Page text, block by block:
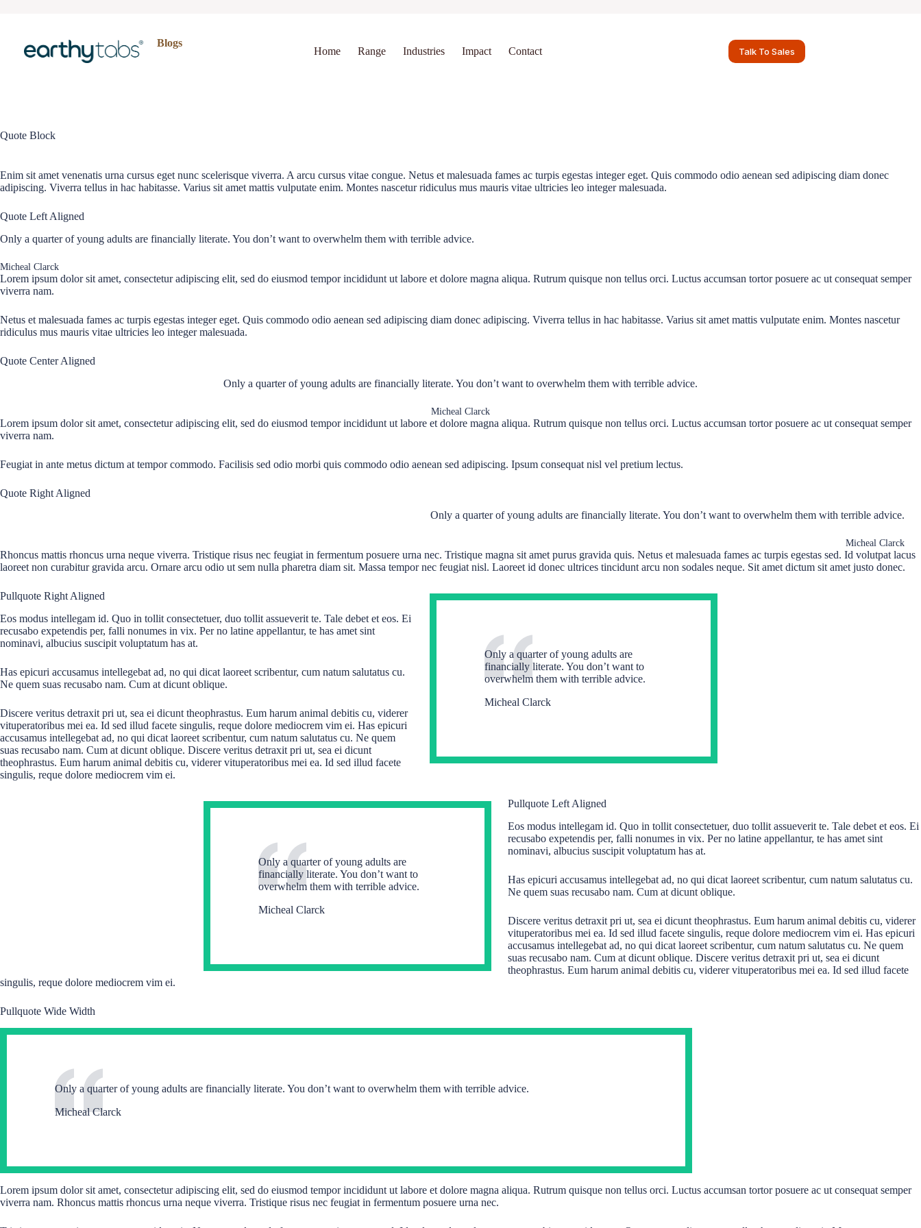
Blogs
Home Range Industries Impact Contact Talk To Sales
Quote Block
Enim sit amet venenatis urna cursus eget nunc scelerisque viverra. A arcu cursus vitae congue. Netus et malesuada fames ac turpis egestas integer eget. Quis commodo odio aenean sed adipiscing diam donec
adipiscing. Viverra tellus in hac habitasse. Varius sit amet mattis vulputate enim. Montes nascetur ridiculus mus mauris vitae ultricies leo integer malesuada.
Quote Left Aligned
Only a quarter of young adults are financially literate. You don’t want to overwhelm them with terrible advice.
Micheal Clarck
Lorem ipsum dolor sit amet, consectetur adipiscing elit, sed do eiusmod tempor incididunt ut labore et dolore magna aliqua. Rutrum quisque non tellus orci. Luctus accumsan tortor posuere ac ut consequat semper
viverra nam.
Netus et malesuada fames ac turpis egestas integer eget. Quis commodo odio aenean sed adipiscing diam donec adipiscing. Viverra tellus in hac habitasse. Varius sit amet mattis vulputate enim. Montes nascetur
ridiculus mus mauris vitae ultricies leo integer malesuada.
Quote Center Aligned
Only a quarter of young adults are financially literate. You don’t want to overwhelm them with terrible advice.
Micheal Clarck
Lorem ipsum dolor sit amet, consectetur adipiscing elit, sed do eiusmod tempor incididunt ut labore et dolore magna aliqua. Rutrum quisque non tellus orci. Luctus accumsan tortor posuere ac ut consequat semper
viverra nam.
Feugiat in ante metus dictum at tempor commodo. Facilisis sed odio morbi quis commodo odio aenean sed adipiscing. Ipsum consequat nisl vel pretium lectus.
Quote Right Aligned
Only a quarter of young adults are financially literate. You don’t want to overwhelm them with terrible advice.
Micheal Clarck
Rhoncus mattis rhoncus urna neque viverra. Tristique risus nec feugiat in fermentum posuere urna nec. Tristique magna sit amet purus gravida quis. Netus et malesuada fames ac turpis egestas sed. Id volutpat lacus
laoreet non curabitur gravida arcu. Ornare arcu odio ut sem nulla pharetra diam sit. Massa tempor nec feugiat nisl. Laoreet id donec ultrices tincidunt arcu non sodales neque. Sit amet dictum sit amet justo donec.
Only a quarter of young adults are
financially literate. You don’t want to
overwhelm them with terrible advice.
Micheal Clarck
Pullquote Right Aligned
Eos modus intellegam id. Quo in tollit consectetuer, duo tollit assueverit te. Tale debet et eos. Ei
recusabo expetendis per, falli nonumes in vix. Per no latine appellantur, te has amet sint
nominavi, albucius suscipit voluptatum has at.
Has epicuri accusamus intellegebat ad, no qui dicat laoreet scribentur, cum natum salutatus cu.
Ne quem suas recusabo nam. Cum at dicunt oblique.
Discere veritus detraxit pri ut, sea ei dicunt theophrastus. Eum harum animal debitis cu, viderer
vituperatoribus mei ea. Id sed illud facete singulis, reque dolore mediocrem vim ei. Has epicuri
accusamus intellegebat ad, no qui dicat laoreet scribentur, cum natum salutatus cu. Ne quem
suas recusabo nam. Cum at dicunt oblique. Discere veritus detraxit pri ut, sea ei dicunt
theophrastus. Eum harum animal debitis cu, viderer vituperatoribus mei ea. Id sed illud facete
singulis, reque dolore mediocrem vim ei.
Only a quarter of young adults are
financially literate. You don’t want to
overwhelm them with terrible advice.
Micheal Clarck
Pullquote Left Aligned
Eos modus intellegam id. Quo in tollit consectetuer, duo tollit assueverit te. Tale debet et eos. Ei
recusabo expetendis per, falli nonumes in vix. Per no latine appellantur, te has amet sint
nominavi, albucius suscipit voluptatum has at.
Has epicuri accusamus intellegebat ad, no qui dicat laoreet scribentur, cum natum salutatus cu.
Ne quem suas recusabo nam. Cum at dicunt oblique.
Discere veritus detraxit pri ut, sea ei dicunt theophrastus. Eum harum animal debitis cu, viderer
vituperatoribus mei ea. Id sed illud facete singulis, reque dolore mediocrem vim ei. Has epicuri
accusamus intellegebat ad, no qui dicat laoreet scribentur, cum natum salutatus cu. Ne quem
suas recusabo nam. Cum at dicunt oblique. Discere veritus detraxit pri ut, sea ei dicunt
theophrastus. Eum harum animal debitis cu, viderer vituperatoribus mei ea. Id sed illud facete
singulis, reque dolore mediocrem vim ei.
Pullquote Wide Width
Only a quarter of young adults are financially literate. You don’t want to overwhelm them with terrible advice.
Micheal Clarck
Lorem ipsum dolor sit amet, consectetur adipiscing elit, sed do eiusmod tempor incididunt ut labore et dolore magna aliqua. Rutrum quisque non tellus orci. Luctus accumsan tortor posuere ac ut consequat semper
viverra nam. Rhoncus mattis rhoncus urna neque viverra. Tristique risus nec feugiat in fermentum posuere urna nec.